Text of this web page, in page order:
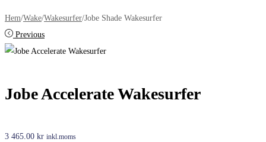
Hem/Wake/Wakesurfer/Jobe Shade Wakesurfer
Previous
Jobe Accelerate Wakesurfer
3 465.00 kr inkl.moms